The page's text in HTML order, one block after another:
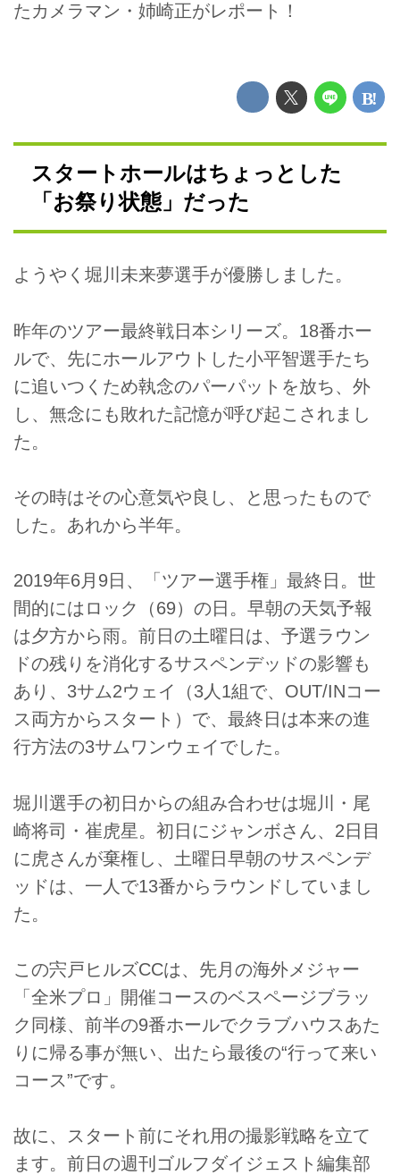
たカメラマン・姉崎正がレポート！
スタートホールはちょっとした
「お祭り状態」だった
ようやく堀川未来夢選手が優勝しました。
昨年のツアー最終戦日本シリーズ。18番ホー
ルで、先にホールアウトした小平智選手たち
に追いつくため執念のパーパットを放ち、外
し、無念にも敗れた記憶が呼び起こされまし
た。
その時はその心意気や良し、と思ったもので
した。あれから半年。
2019年6月9日、「ツアー選手権」最終日。世
間的にはロック（69）の日。早朝の天気予報
は夕方から雨。前日の土曜日は、予選ラウン
ドの残りを消化するサスペンデッドの影響も
あり、3サム2ウェイ（3人1組で、OUT/INコー
ス両方からスタート）で、最終日は本来の進
行方法の3サムワンウェイでした。
堀川選手の初日からの組み合わせは堀川・尾
崎将司・崔虎星。初日にジャンボさん、2日目
に虎さんが棄権し、土曜日早朝のサスペンデ
ッドは、一人で13番からラウンドしていまし
た。
この宍戸ヒルズCCは、先月の海外メジャー
「全米プロ」開催コースのベスページブラッ
ク同様、前半の9番ホールでクラブハウスあた
りに帰る事が無い、出たら最後の“行って来い
コース”です。
故に、スタート前にそれ用の撮影戦略を立て
ます。前日の週刊ゴルフダイジェスト編集部